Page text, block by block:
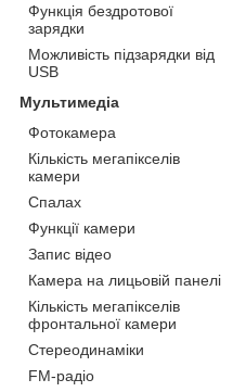
Функція бездротової
зарядки
Можливість підзарядки від
USB
Мультимедіа
Фотокамера
Кількість мегапікселів
камери
Спалах
Функції камери
Запис відео
Камера на лицьовій панелі
Кількість мегапікселів
фронтальної камери
Стереодинаміки
FM-радіо